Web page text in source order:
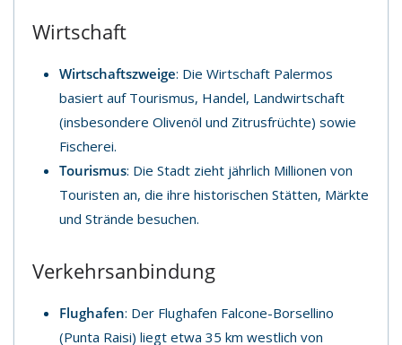
Wirtschaft
Wirtschaftszweige: Die Wirtschaft Palermos
basiert auf Tourismus, Handel, Landwirtschaft
(insbesondere Olivenöl und Zitrusfrüchte) sowie
Fischerei.
Tourismus: Die Stadt zieht jährlich Millionen von
Touristen an, die ihre historischen Stätten, Märkte
und Strände besuchen.
Verkehrsanbindung
Flughafen: Der Flughafen Falcone-Borsellino
(Punta Raisi) liegt etwa 35 km westlich von